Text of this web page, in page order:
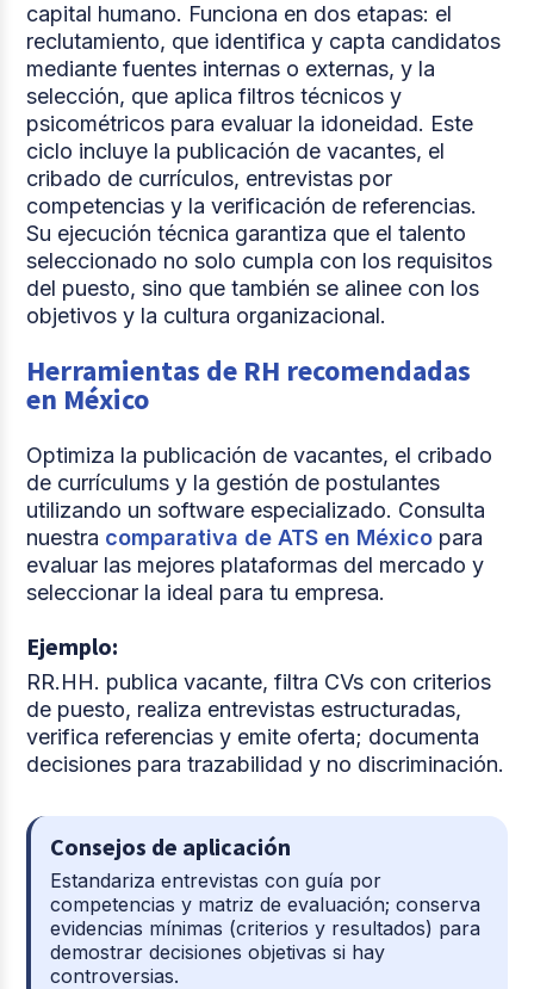
capital humano. Funciona en dos etapas: el
reclutamiento, que identifica y capta candidatos
mediante fuentes internas o externas, y la
selección, que aplica filtros técnicos y
psicométricos para evaluar la idoneidad. Este
ciclo incluye la publicación de vacantes, el
cribado de currículos, entrevistas por
competencias y la verificación de referencias.
Su ejecución técnica garantiza que el talento
seleccionado no solo cumpla con los requisitos
del puesto, sino que también se alinee con los
objetivos y la cultura organizacional.
Herramientas de RH recomendadas
en México
Optimiza la publicación de vacantes, el cribado
de currículums y la gestión de postulantes
utilizando un software especializado. Consulta
nuestra comparativa de ATS en México para
evaluar las mejores plataformas del mercado y
seleccionar la ideal para tu empresa.
Ejemplo:
RR.HH. publica vacante, filtra CVs con criterios
de puesto, realiza entrevistas estructuradas,
verifica referencias y emite oferta; documenta
decisiones para trazabilidad y no discriminación.
Consejos de aplicación
Estandariza entrevistas con guía por
competencias y matriz de evaluación; conserva
evidencias mínimas (criterios y resultados) para
demostrar decisiones objetivas si hay
controversias.